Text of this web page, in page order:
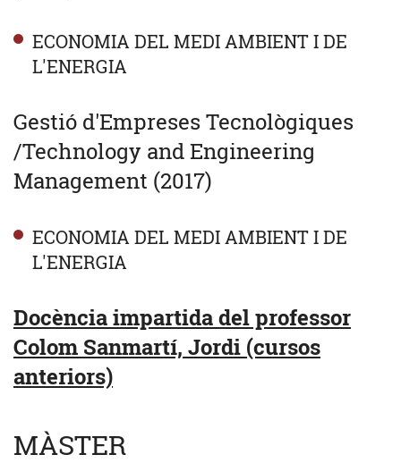
ECONOMIA DEL MEDI AMBIENT I DE
L'ENERGIA
Gestió d'Empreses Tecnològiques
/Technology and Engineering
Management (2017)
ECONOMIA DEL MEDI AMBIENT I DE
L'ENERGIA
Docència impartida del professor
Colom Sanmartí, Jordi (cursos
anteriors)
MÀSTER